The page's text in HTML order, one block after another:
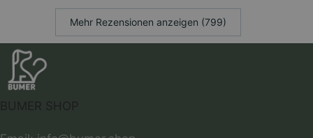
Mehr Rezensionen anzeigen (799)